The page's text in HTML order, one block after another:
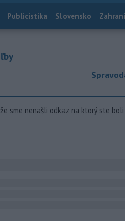
Publicistika Slovensko
sme nenašli odkaz na ktorý ste